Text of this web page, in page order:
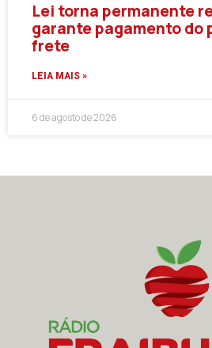
Lei torna permanente
garante pagamento do
frete
LEIA MAIS »
6 de agosto de 2026